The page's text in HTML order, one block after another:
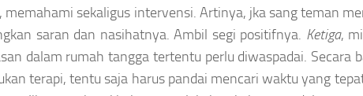
sekaligus intervensi. Artinya, jka sang teman
saran dan nasihatnya. Ambil segi positifnya. Ketiga,
dalam rumah tangga tertentu perlu diwaspadai. Secara
terapi, tentu saja harus pandai mencari waktu yang